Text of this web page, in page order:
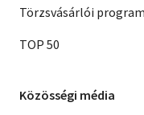
Törzsvásárlói program
TOP 50
Közösségi média